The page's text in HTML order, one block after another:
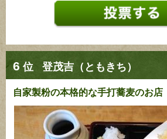
6 位 登茂吉（ともきち）
自家製粉の本格的な手打蕎麦のお店